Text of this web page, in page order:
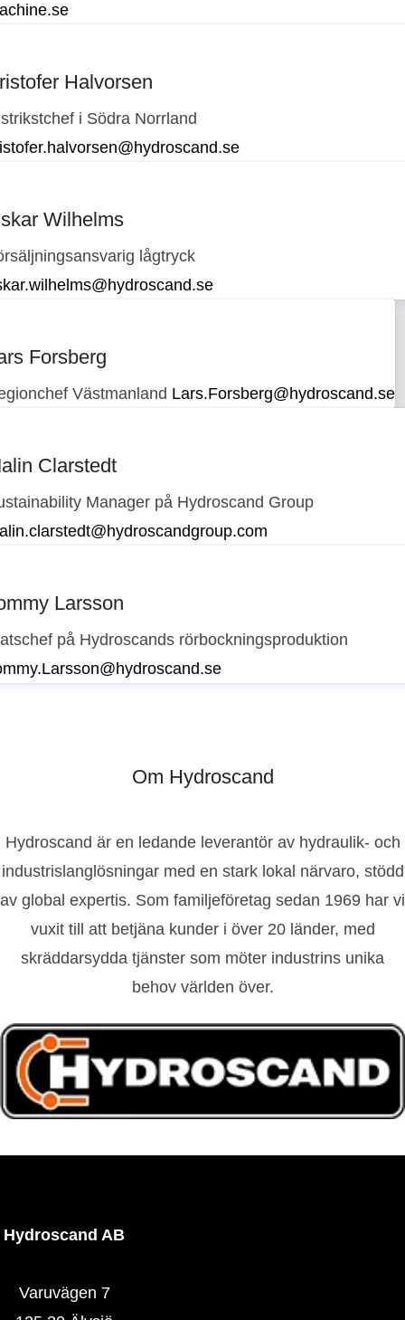
Halvorsen
i Södra Norrland
Wilhelms
lågtryck
Forsberg
Västmanland Lars.Forsberg@hydroscand.se
Clarstedt
Manager på Hydroscand Group
Larsson
på Hydroscands rörbockningsproduktion
Om Hydroscand
Hydroscand är en ledande leverantör av hydraulik- och
industrislanglösningar med en stark lokal närvaro, stödd
av global expertis. Som familjeföretag sedan 1969 har vi
vuxit till att betjäna kunder i över 20 länder, med
skräddarsydda tjänster som möter industrins unika
behov världen över.
Hydroscand AB
Varuvägen 7